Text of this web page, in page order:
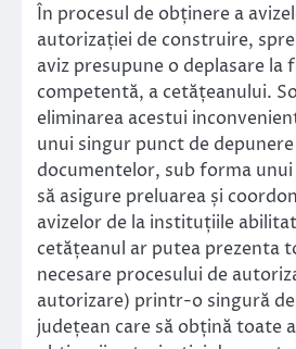
În procesul de obținere a
autorizației de construire,
aviz presupune o deplasare
competentă, a cetățeanului.
eliminarea acestui
unui singur punct de
documentelor, sub forma unui
să asigure preluarea și
avizelor de la instituțiile
cetățeanul ar putea prezenta
necesare procesului de
autorizare) printr-o singură
județean care să obțină toate